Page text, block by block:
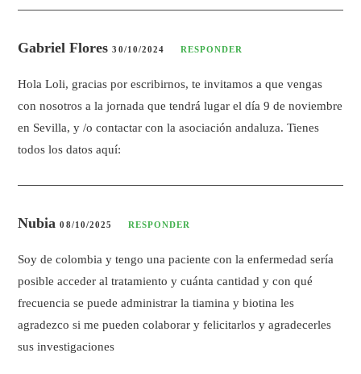
Gabriel Flores30/10/2024 RESPONDER
Hola Loli, gracias por escribirnos, te invitamos a que vengas
con nosotros a la jornada que tendrá lugar el día 9 de noviembre
en Sevilla, y /o contactar con la asociación andaluza. Tienes
todos los datos aquí:
Nubia08/10/2025 RESPONDER
Soy de colombia y tengo una paciente con la enfermedad sería
posible acceder al tratamiento y cuánta cantidad y con qué
frecuencia se puede administrar la tiamina y biotina les
agradezco si me pueden colaborar y felicitarlos y agradecerles
sus investigaciones